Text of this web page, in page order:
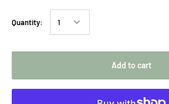
Quantity:
Add to cart